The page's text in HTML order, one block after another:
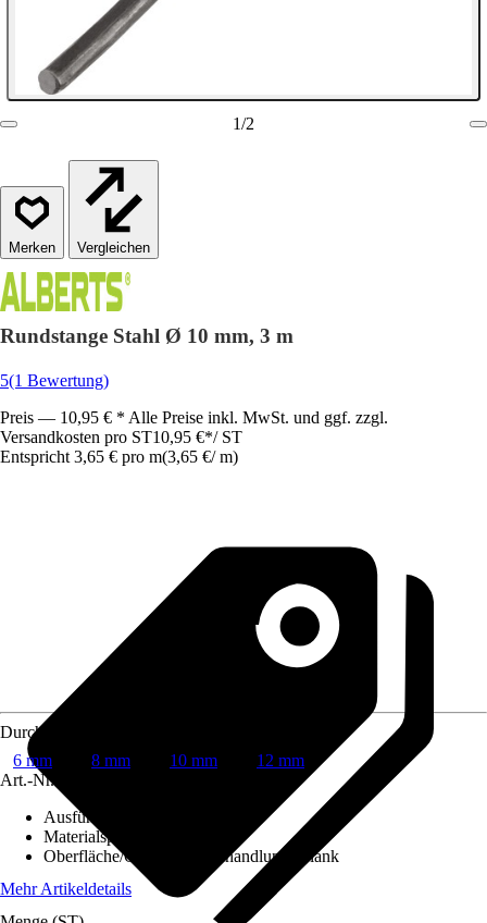
1/2
Vergleichen
Rundstange Stahl Ø 10 mm, 3 m
5(1 Bewertung)
Preis — 10,95 € * Alle Preise inkl. MwSt. und ggf. zzgl.
Versandkosten pro ST10,95 €*/ ST
Entspricht 3,65 € pro m(3,65 €/ m)
Durchmesser
6 mm
8 mm 10 mm
12 mm
Art.-Nr.
Ausführung
Materialspezifizierung
Oberfläche/Oberflächenbehandlung
Blank
Mehr Artikeldetails